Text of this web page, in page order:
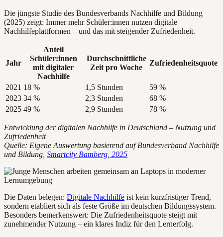
Die jüngste Studie des Bundesverbands Nachhilfe und Bildung
(2025) zeigt: Immer mehr Schüler:innen nutzen digitale
Nachhilfeplattformen – und das mit steigender Zufriedenheit.
Jahr
Anteil
Schüler:innen
mit digitaler
Nachhilfe
Durchschnittliche
Zeit pro Woche
Zufriedenheitsquote
2021 18 % 1,5 Stunden
59 %
2023 34 % 2,3 Stunden
68 %
2025 49 % 2,9 Stunden 78 %
Entwicklung der digitalen Nachhilfe in Deutschland – Nutzung und
Zufriedenheit
Quelle: Eigene Auswertung basierend auf Bundesverband Nachhilfe
und Bildung, Smartcity Bamberg, 2025
Die Daten belegen: Digitale Nachhilfe ist kein kurzfristiger Trend,
sondern etabliert sich als feste Größe im deutschen Bildungssystem.
Besonders bemerkenswert: Die Zufriedenheitsquote steigt mit
zunehmender Nutzung – ein klares Indiz für den Lernerfolg.